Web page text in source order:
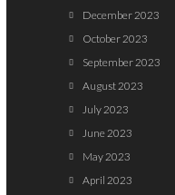
December 2023
October 2023
September 2023
August 2023
July 2023
June 2023
May 2023
April 2023